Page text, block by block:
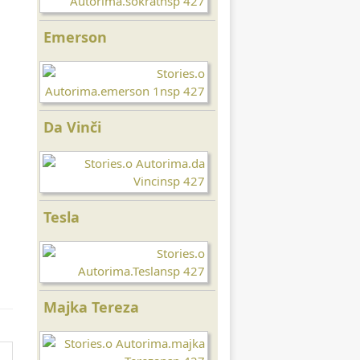
Emerson
Da Vinči
Tesla
Majka Tereza